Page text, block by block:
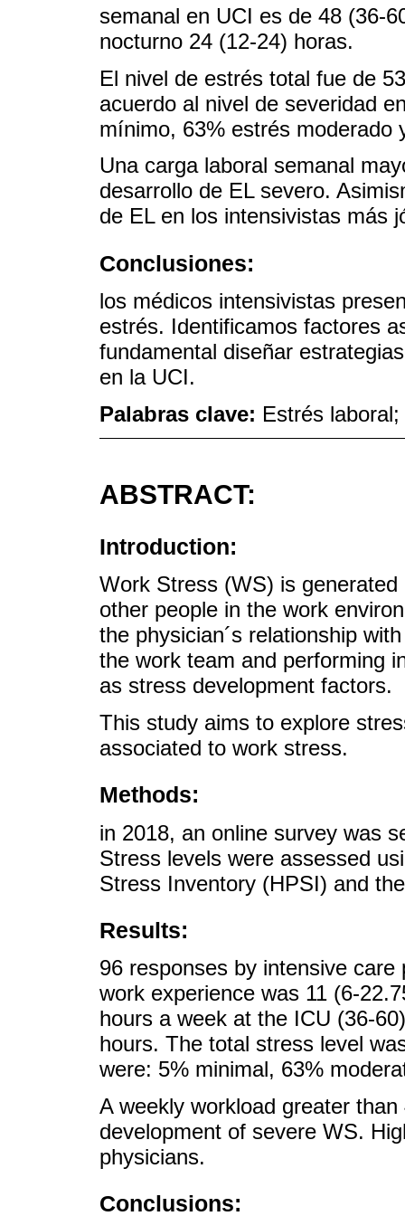
semanal en UCI es de 48 (36-
nocturno 24 (12-24) horas.
El nivel de estrés total fue de
acuerdo al nivel de severidad
mínimo, 63% estrés moderado
Una carga laboral semanal
desarrollo de EL severo.
de EL en los intensivistas más
Conclusiones:
los médicos intensivistas
estrés. Identificamos factores
fundamental diseñar
en la UCI.
Palabras clave: Estrés
ABSTRACT:
Introduction:
Work Stress (WS) is
other people in the work
the physician´s relationship
the work team and performing
as stress development factors.
This study aims to explore
associated to work stress.
Methods:
in 2018, an online survey was
Stress levels were assessed
Stress Inventory (HPSI) and
Results:
96 responses by intensive
work experience was 11 (6-
hours a week at the ICU (36-
hours. The total stress level
were: 5% minimal, 63%
A weekly workload greater
development of severe WS.
physicians.
Conclusions: